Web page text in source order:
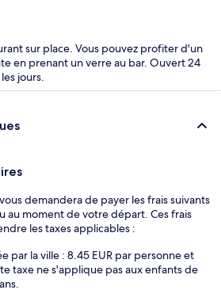
sur place. Vous pouvez profiter d'un
en prenant un verre au bar. Ouvert 24
jours.
demandera de payer les frais suivants
au moment de votre départ. Ces frais
les taxes applicables :
par la ville : 8.45 EUR par personne et
taxe ne s'applique pas aux enfants de